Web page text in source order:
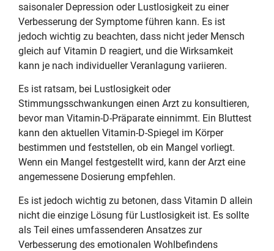
saisonaler Depression oder Lustlosigkeit zu einer
Verbesserung der Symptome führen kann. Es ist
jedoch wichtig zu beachten, dass nicht jeder Mensch
gleich auf Vitamin D reagiert, und die Wirksamkeit
kann je nach individueller Veranlagung variieren.
Es ist ratsam, bei Lustlosigkeit oder
Stimmungsschwankungen einen Arzt zu konsultieren,
bevor man Vitamin-D-Präparate einnimmt. Ein Bluttest
kann den aktuellen Vitamin-D-Spiegel im Körper
bestimmen und feststellen, ob ein Mangel vorliegt.
Wenn ein Mangel festgestellt wird, kann der Arzt eine
angemessene Dosierung empfehlen.
Es ist jedoch wichtig zu betonen, dass Vitamin D allein
nicht die einzige Lösung für Lustlosigkeit ist. Es sollte
als Teil eines umfassenderen Ansatzes zur
Verbesserung des emotionalen Wohlbefindens